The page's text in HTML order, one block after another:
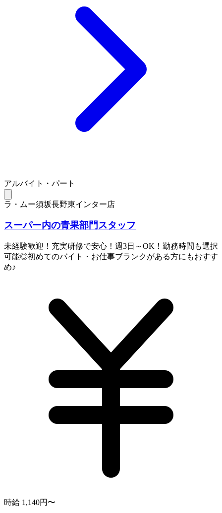
アルバイト・パート
ラ・ムー須坂長野東インター店
スーパー内の青果部門スタッフ
未経験歓迎！充実研修で安心！週3日～OK！勤務時間も選択
可能◎初めてのバイト・お仕事ブランクがある方にもおすす
め♪
時給 1,140円〜